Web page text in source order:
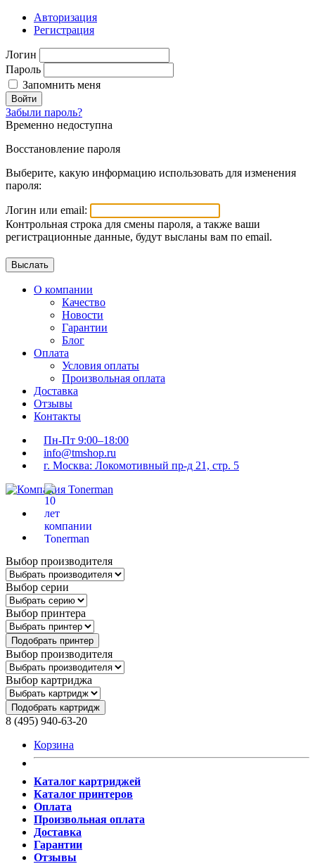
Авторизация
Регистрация
Логин
Пароль
Запомнить меня
Войти
Забыли пароль?
Временно недоступна
Восстановление пароля
Выберите, какую информацию использовать для изменения
пароля:
Логин или email:
Контрольная строка для смены пароля, а также ваши
регистрационные данные, будут высланы вам по email.
О компании
Качество
Новости
Гарантии
Блог
Оплата
Условия оплаты
Произвольная оплата
Доставка
Отзывы
Контакты
Пн-Пт 9:00–18:00
info@tmshop.ru
г. Москва: Локомотивный пр-д 21, стр. 5
Выбор производителя
Выбор серии
Выбор принтера
Подобрать принтер
Выбор производителя
Выбор картриджа
Подобрать картридж
8 (495) 940-63-20
Корзина
Каталог картриджей
Каталог принтеров
Оплата
Произвольная оплата
Доставка
Гарантии
Отзывы